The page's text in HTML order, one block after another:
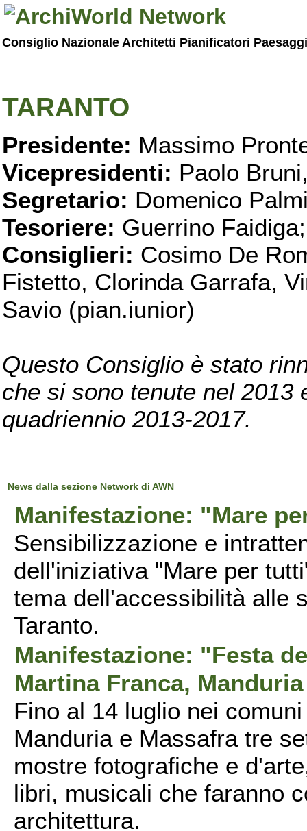
Consiglio Nazionale Architetti Pianificatori
TARANTO
Presidente: Massimo
Vicepresidenti: Paolo
Segretario: Domenico
Tesoriere: Guerrino Faidiga;
Consiglieri: Cosimo De
Fistetto, Clorinda Garrafa,
Savio (pian.iunior)
Questo Consiglio è stato
che si sono tenute nel 2013
quadriennio 2013-2017.
News dalla sezione Network di AWN
Manifestazione: "Mare
Sensibilizzazione e
dell'iniziativa "Mare per
tema dell'accessibilità alle
Taranto.
Manifestazione: "Festa
Martina Franca,
Fino al 14 luglio nei
Manduria e Massafra tre
mostre fotografiche e
libri, musicali che faranno
architettura.